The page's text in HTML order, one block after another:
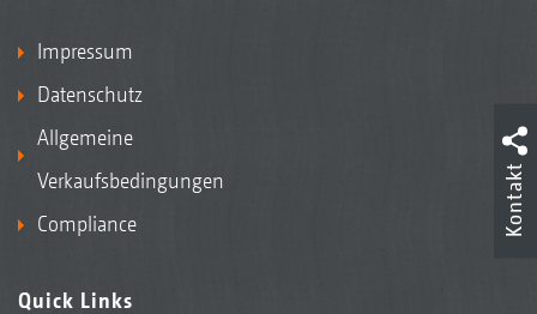
Impressum
Datenschutz
Allgemeine
Verkaufsbedingungen
Compliance
Quick Links
Kontakt